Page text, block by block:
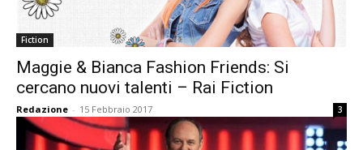
Fiction
Maggie & Bianca Fashion Friends: Si
cercano nuovi talenti – Rai Fiction
Redazione - 15 Febbraio 2017 3